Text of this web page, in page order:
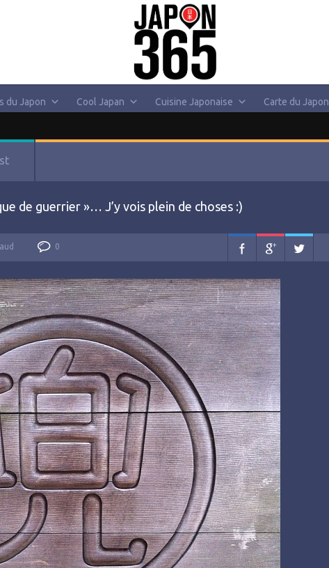
du Japon Cool Japan Cuisine Japonaise Carte du Japon
de guerrier »… J’y vois plein de choses :)
0